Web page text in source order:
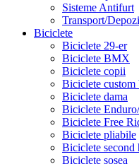
Sisteme Antifurt
Transport/
Biciclete
Biciclete 29-er
Biciclete BMX
Biciclete copii
Biciclete custom
Biciclete dama
Biciclete
Biciclete Free
Biciclete pliabile
Biciclete second
Biciclete sosea